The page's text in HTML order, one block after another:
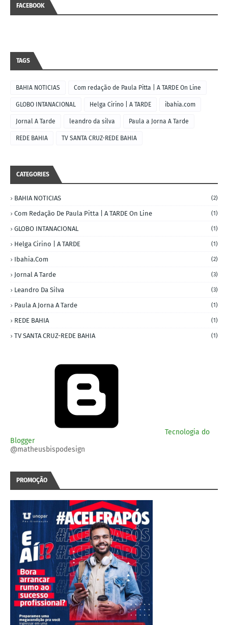
FACEBOOK
TAGS
BAHIA NOTICIAS Com redação de Paula Pitta | A TARDE On Line
GLOBO INTANACIONAL Helga Cirino | A TARDE ibahia.com
Jornal A Tarde leandro da silva Paula a Jorna A Tarde
REDE BAHIA TV SANTA CRUZ-REDE BAHIA
CATEGORIES
BAHIA NOTICIAS (2)
Com Redação De Paula Pitta | A TARDE On Line (1)
GLOBO INTANACIONAL (1)
Helga Cirino | A TARDE (1)
Ibahia.com (2)
Jornal A Tarde (3)
Leandro Da Silva (3)
Paula A Jorna A Tarde (1)
REDE BAHIA (1)
TV SANTA CRUZ-REDE BAHIA (1)
Tecnologia do
Blogger
@matheusbispodesign
PROMOÇÃO